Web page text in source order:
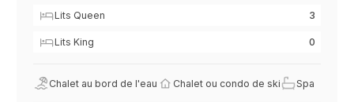
Lits Queen 3
Lits King 0
Chalet au bord de l'eau Chalet ou condo de ski Spa